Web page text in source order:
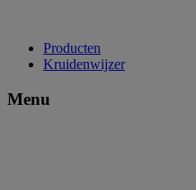
Producten
Kruidenwijzer
Menu